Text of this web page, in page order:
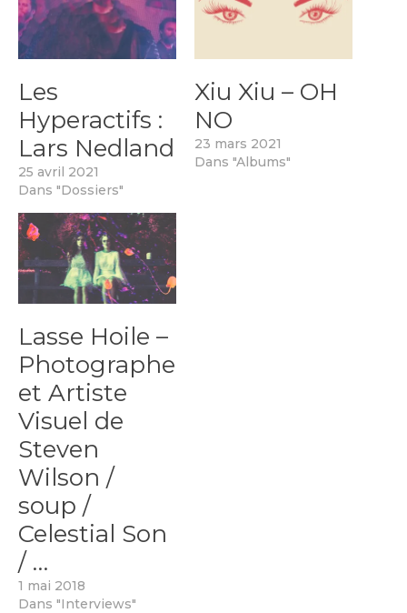
Les
Hyperactifs :
Lars Nedland
25 avril 2021
Dans "Dossiers"
Xiu Xiu – OH
NO
23 mars 2021
Dans "Albums"
Lasse Hoile –
Photographe
et Artiste
Visuel de
Steven
Wilson /
soup /
Celestial Son
/ …
1 mai 2018
Dans "Interviews"